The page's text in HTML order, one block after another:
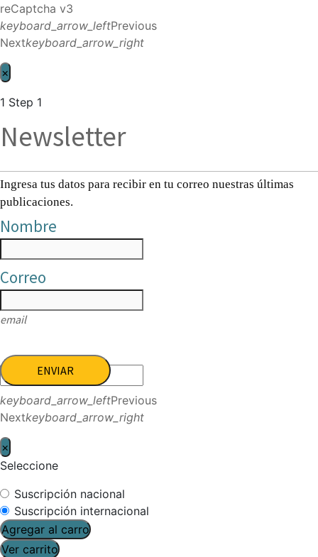
reCaptcha v3
keyboard_arrow_leftPrevious
Nextkeyboard_arrow_right
×
1 Step 1
Newsletter
Ingresa tus datos para recibir en tu correo nuestras últimas
publicaciones.
Nombre
Correo
email
ENVIAR
keyboard_arrow_leftPrevious
Nextkeyboard_arrow_right
×
Seleccione
Suscripción nacional
Suscripción internacional
Agregar al carro
Ver carrito